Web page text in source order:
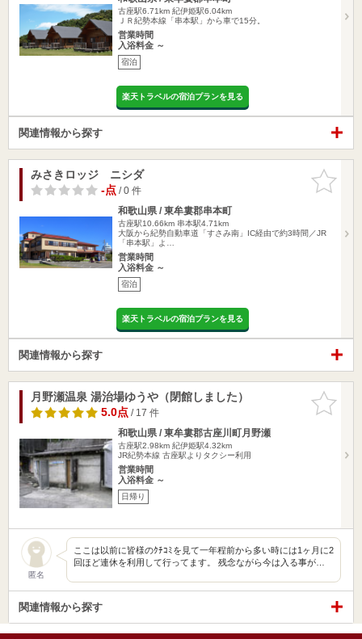
古座駅6.71km 紀伊姫駅6.04km
ＪＲ紀勢本線「串本駅」から車で15分。
営業時間
入浴料金 ～
宿泊
楽天トラベルの宿泊プランを見る
関連情報から探す
お気に入
りに追加
みさきロッジ ニシダ
-点/ 0 件
和歌山県 / 東牟婁郡串本町
古座駅10.66km 串本駅4.71km
大阪から紀勢自動車道「すさみ南」IC経由で約3時間／JR
「串本駅」よ…
営業時間
入浴料金 ～
宿泊
楽天トラベルの宿泊プランを見る
関連情報から探す
お気に入
りに追加
月野瀬温泉 湯治場ゆうや（閉館しました）
5.0点/ 17 件
和歌山県 / 東牟婁郡古座川町月野瀬
古座駅2.98km 紀伊姫駅4.32km
JR紀勢本線 古座駅よりタクシー利用
営業時間
入浴料金 ～
日帰り
匿名
ここは以前に皆様のｸﾁｺﾐを見て一年程前から多い時には1ヶ月に2
回ほど連休を利用して行ってます。 残念ながら今は入る事が…
関連情報から探す